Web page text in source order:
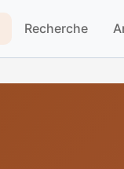
Recherche